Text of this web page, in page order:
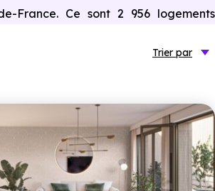
France. Ce sont 2 956 logements
Trier par